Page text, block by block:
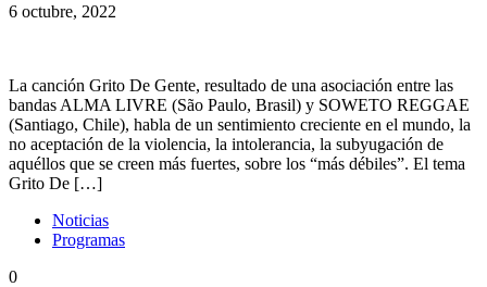
6 octubre, 2022
La canción Grito De Gente, resultado de una asociación entre las
bandas ALMA LIVRE (São Paulo, Brasil) y SOWETO REGGAE
(Santiago, Chile), habla de un sentimiento creciente en el mundo, la
no aceptación de la violencia, la intolerancia, la subyugación de
aquéllos que se creen más fuertes, sobre los “más débiles”. El tema
Grito De […]
Noticias
Programas
0